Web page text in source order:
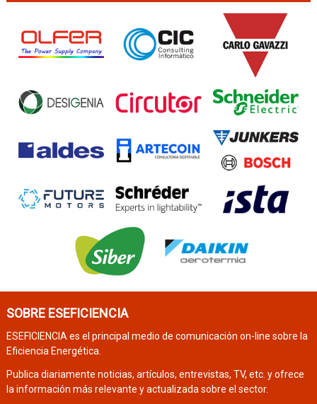
SOBRE ESEFICIENCIA
ESEFICIENCIA es el principal medio de comunicación on-line sobre la
Eficiencia Energética.
Publica diariamente noticias, artículos, entrevistas, TV, etc. y ofrece
la información más relevante y actualizada sobre el sector.